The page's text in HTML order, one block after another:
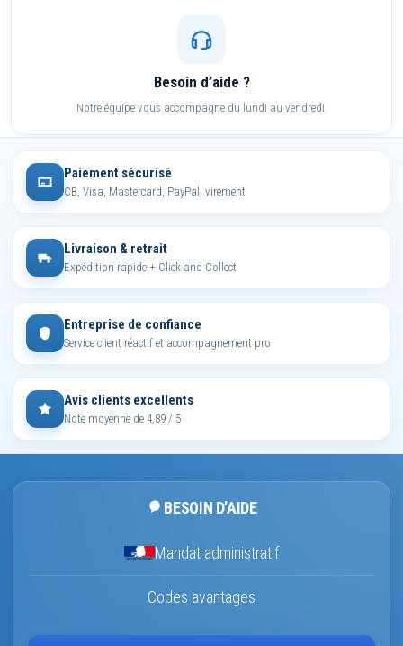
Besoin d’aide ?
Notre équipe vous accompagne du lundi au vendredi.
Paiement sécurisé
CB, Visa, Mastercard, PayPal, virement
Livraison & retrait
Expédition rapide + Click and Collect
Entreprise de confiance
Service client réactif et accompagnement pro
Avis clients excellents
Note moyenne de 4,89 / 5
BESOIN D’AIDE
Mandat administratif
Codes avantages